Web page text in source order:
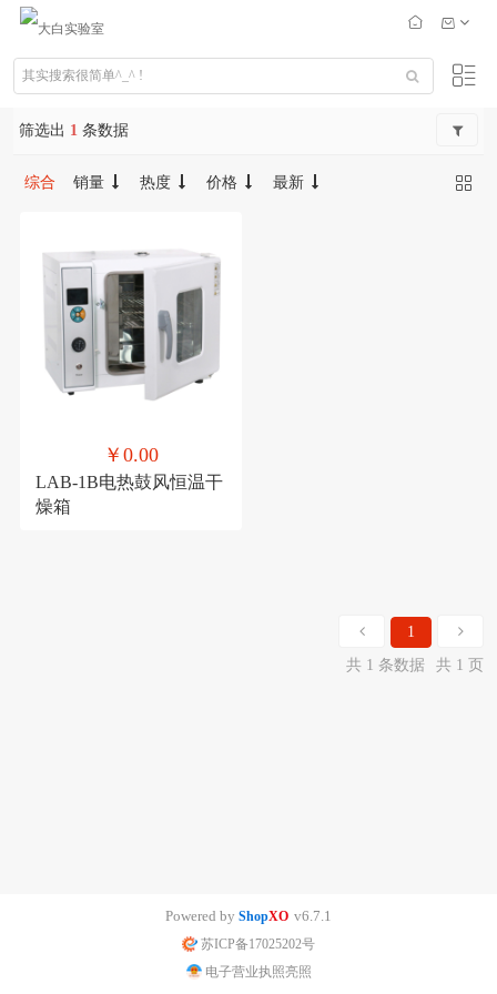
筛选出 1 条数据
综合 销量 热度 价格 最新
￥0.00
LAB-1B电热鼓风恒温干
燥箱
1
共 1 条数据
共 1 页
Powered by ShopXO v6.7.1
苏ICP备17025202号
电子营业执照亮照